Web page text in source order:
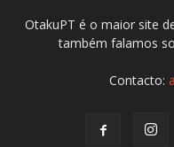
OtakuPT é o maior site
também falamos
Contacto: